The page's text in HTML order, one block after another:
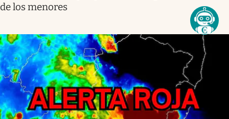
de los menores